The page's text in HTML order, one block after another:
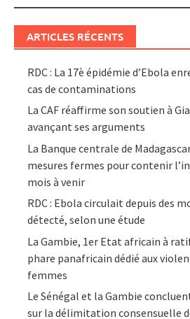
ARTICLES RÉCENTS
RDC : La 17è épidémie d’Ebola
cas de contaminations
La CAF réaffirme son soutien à
avançant ses arguments
La Banque centrale de
mesures fermes pour contenir
mois à venir
RDC : Ebola circulait depuis des
détecté, selon une étude
La Gambie, 1er Etat africain à
phare panafricain dédié aux
femmes
Le Sénégal et la Gambie
sur la délimitation consensuelle